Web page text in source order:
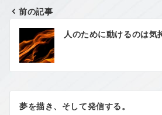
投
稿
ナ
ゲ
前の記事
人のために動けるのは気
夢を描き、そして発信する。